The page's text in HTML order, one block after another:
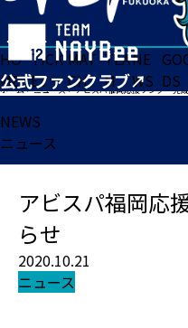
HO
ME
TICK
ET
MAT
CH
TEA
M
NE
WS DS
ホーム>ニュース>アビスパ福岡応援ソング 完
NEWS
ニュース
アビスパ福岡応
らせ
2020.10.21
ニュース